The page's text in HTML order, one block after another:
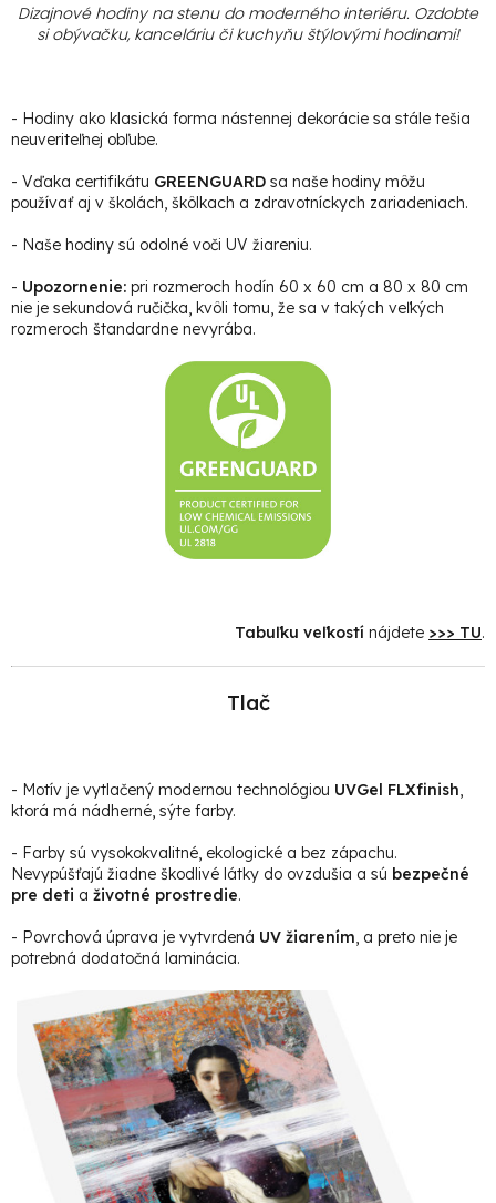
Dizajnové hodiny na stenu do moderného interiéru. Ozdobte
si obývačku, kanceláriu či kuchyňu štýlovými hodinami!
- Hodiny ako klasická forma nástennej dekorácie sa stále tešia
neuveriteľnej obľube.
- Vďaka certifikátu GREENGUARD sa naše hodiny môžu
používať aj v školách, škôlkach a zdravotníckych zariadeniach.
- Naše hodiny sú odolné voči UV žiareniu.
- Upozornenie: pri rozmeroch hodín 60 x 60 cm a 80 x 80 cm
nie je sekundová ručička, kvôli tomu, že sa v takých veľkých
rozmeroch štandardne nevyrába.
Tabuľku veľkostí nájdete >>> TU.
Tlač
- Motív je vytlačený modernou technológiou UVGel FLXfinish,
ktorá má nádherné, sýte farby.
- Farby sú vysokokvalitné, ekologické a bez zápachu.
Nevypúšťajú žiadne škodlivé látky do ovzdušia a sú bezpečné
pre deti a životné prostredie.
- Povrchová úprava je vytvrdená UV žiarením, a preto nie je
potrebná dodatočná laminácia.